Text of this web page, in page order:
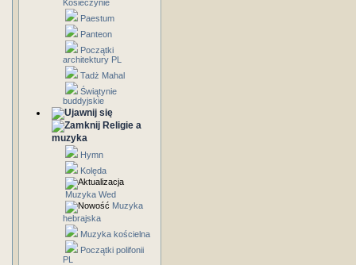
Kosieczynie
Paestum
Panteon
Początki
architektury PL
Tadż Mahal
Świątynie
buddyjskie
Religie a
muzyka
Hymn
Kolęda
Muzyka Wed
Muzyka
hebrajska
Muzyka kościelna
Początki polifonii
PL